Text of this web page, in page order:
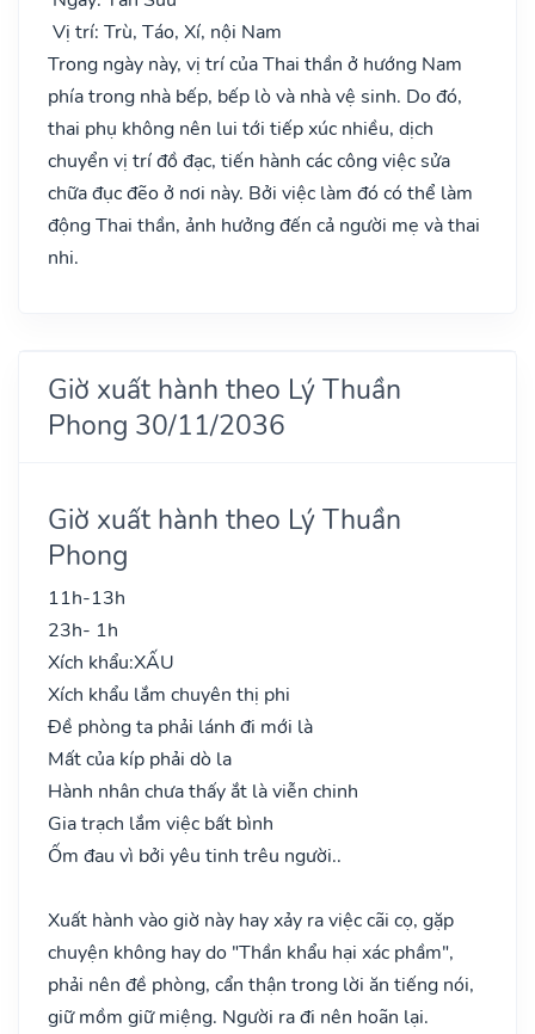
Vị trí: Trù, Táo, Xí, nội Nam
Trong ngày này, vị trí của Thai thần ở hướng Nam
phía trong nhà bếp, bếp lò và nhà vệ sinh. Do đó,
thai phụ không nên lui tới tiếp xúc nhiều, dịch
chuyển vị trí đồ đạc, tiến hành các công việc sửa
chữa đục đẽo ở nơi này. Bởi việc làm đó có thể làm
động Thai thần, ảnh hưởng đến cả người mẹ và thai
nhi.
Giờ xuất hành theo Lý Thuần
Phong 30/11/2036
Giờ xuất hành theo Lý Thuần
Phong
11h-13h
23h- 1h
Xích khẩu:XẤU
Xích khẩu lắm chuyên thị phi
Đề phòng ta phải lánh đi mới là
Mất của kíp phải dò la
Hành nhân chưa thấy ắt là viễn chinh
Gia trạch lắm việc bất bình
Ốm đau vì bởi yêu tinh trêu người..
Xuất hành vào giờ này hay xảy ra việc cãi cọ, gặp
chuyện không hay do "Thần khẩu hại xác phầm",
phải nên đề phòng, cẩn thận trong lời ăn tiếng nói,
giữ mồm giữ miệng. Người ra đi nên hoãn lại.